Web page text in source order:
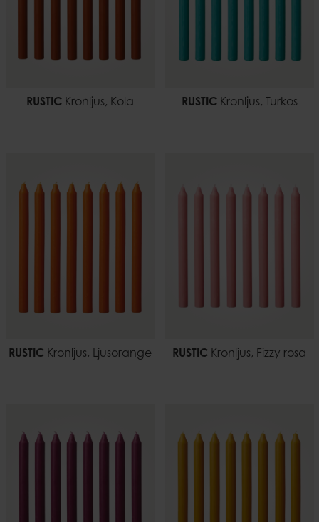
RUSTICKronljus, Kola RUSTICKronljus, Turkos
RUSTICKronljus, Ljusorange RUSTIC Kronljus, Fizzy rosa